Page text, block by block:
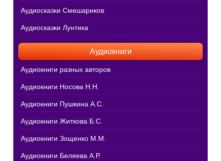
Аудиосказки Смешариков
Аудиосказки Лунтика
Аудиокниги
Аудиокниги разных авторов
Аудиокниги Носова Н.Н.
Аудиокниги Пушкина А.С.
Аудиокниги Житкова Б.С.
Аудиокниги Зощенко М.М.
Аудиокниги Беляева А.Р.